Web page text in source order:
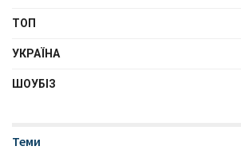
ТОП
УКРАЇНА
ШОУБІЗ
Теми